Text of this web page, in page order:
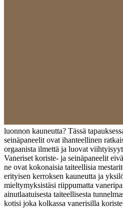
luonnon kauneutta? Tässä
seinäpaneelit ovat ihanteellinen
orgaanista ilmettä ja luovat
Vaneriset koriste- ja seinäpaneelit
ne ovat kokonaisia ​​taiteellisia
erityisen kerroksen kauneutta ja
mieltymyksistäsi riippumatta
ainutlaatuisesta taiteellisesta
kotisi joka kolkassa vanerisilla